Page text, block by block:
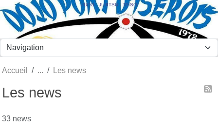
JUDO - JUJITSU - TAÏSO
Accueil Les news
Les news
33 news
Panneau de gestion des cookies